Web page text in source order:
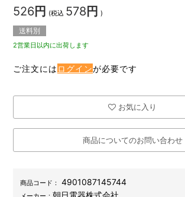
526円 (税込 578 円 )
送料別
2営業日以内に出荷します
ご注文には ログインが必要です
お気に入り
商品についてのお問い合わせ
商品コード： 4901087145744
朝日電器株式会社